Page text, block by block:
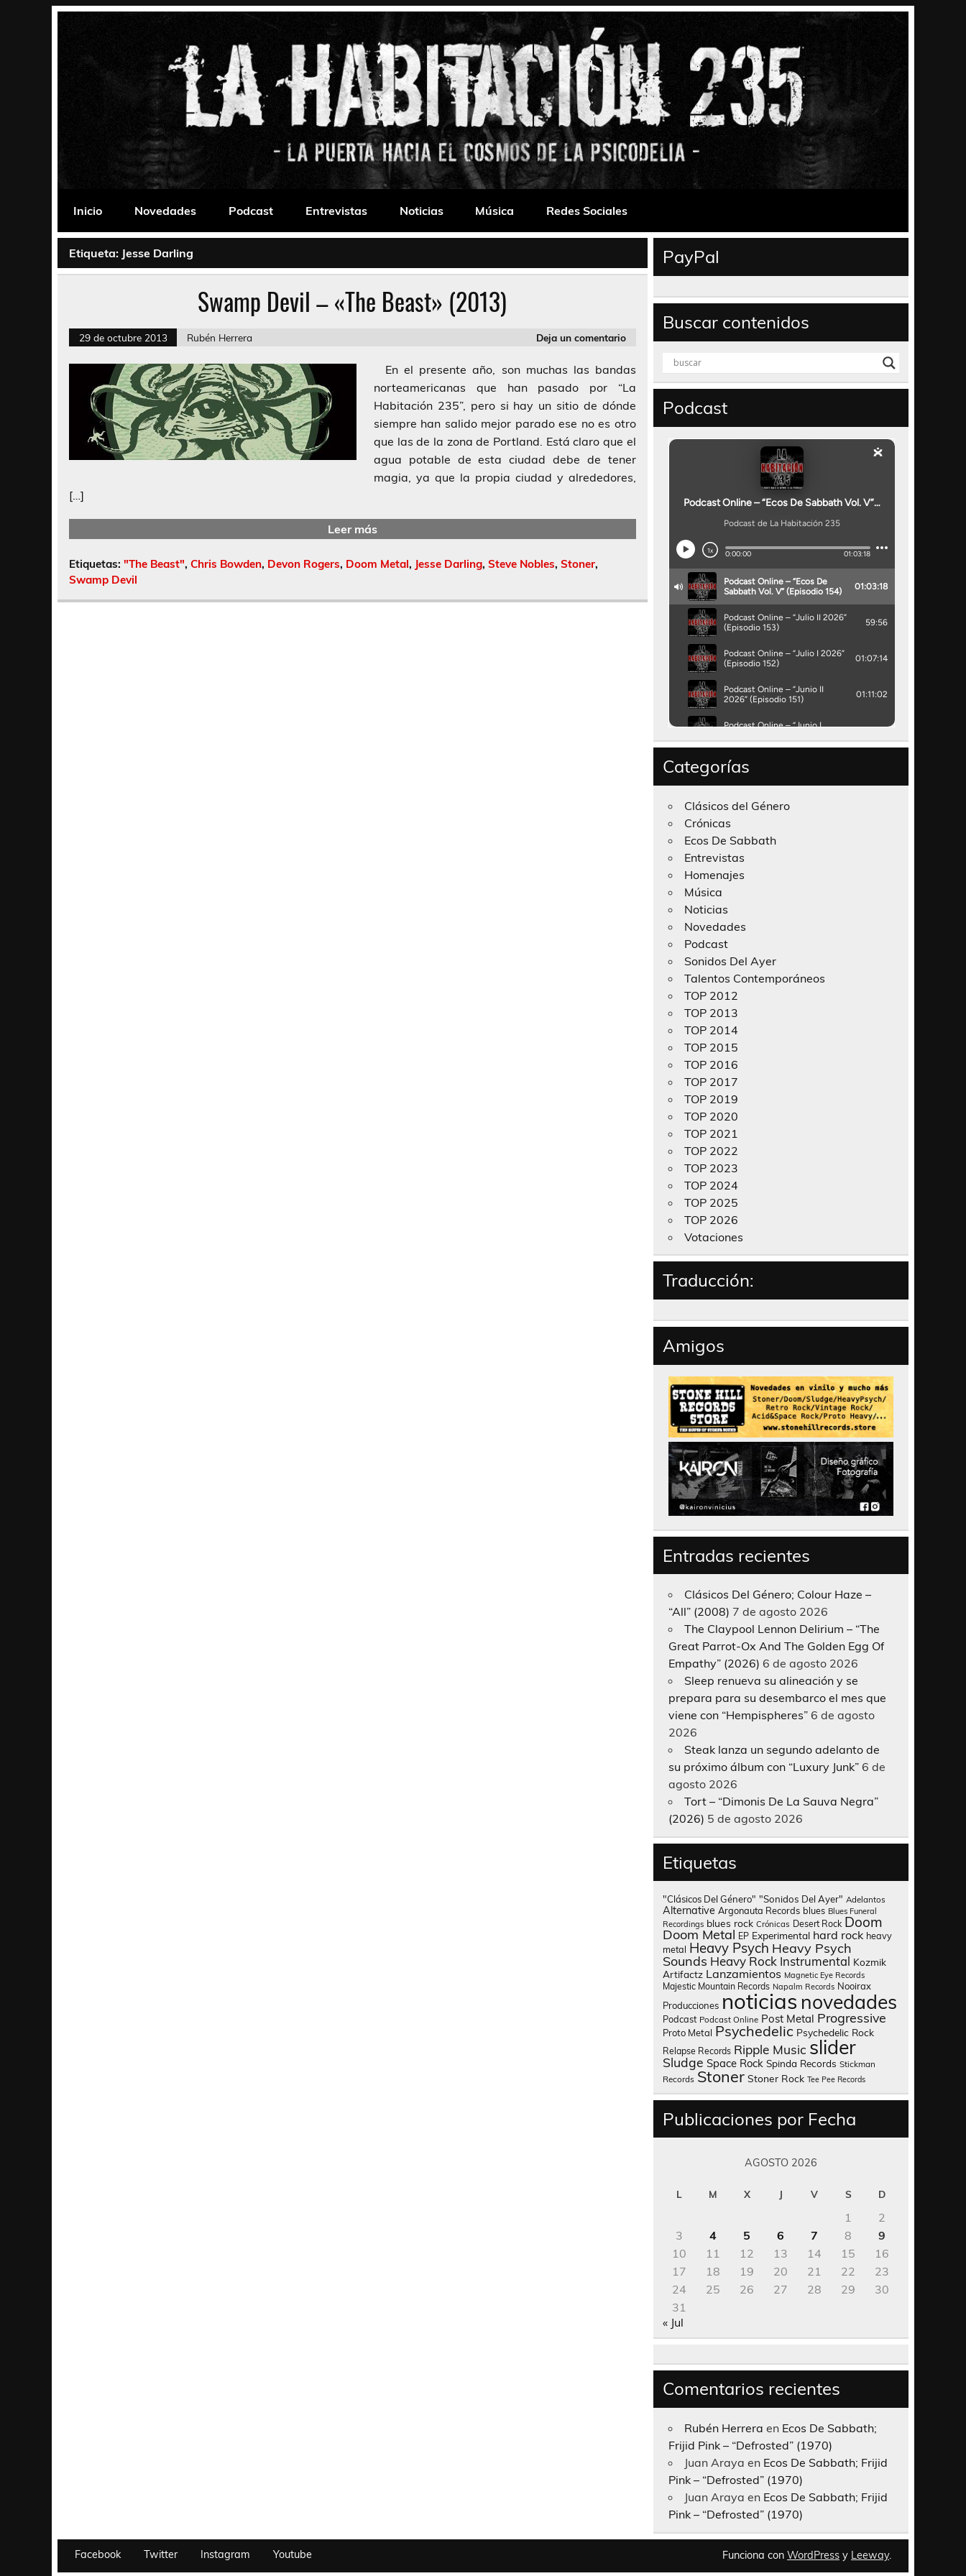
La Habitación 235
Inicio
Novedades Podcast Entrevistas Noticias Música Redes Sociales
Etiqueta: Jesse Darling
Swamp Devil – «The Beast» (2013)
29 de octubre 2013 Rubén Herrera Deja un comentario
En el presente año, son muchas las bandas
norteamericanas que han pasado por “La
Habitación 235”, pero si hay un sitio de dónde
siempre han salido mejor parado ese no es otro
que las de la zona de Portland. Está claro que el
agua potable de esta ciudad debe de tener
magia, ya que la propia ciudad y alrededores,
[…]
Leer más
Etiquetas: "The Beast", Chris Bowden, Devon Rogers, Doom Metal, Jesse Darling, Steve Nobles, Stoner,
Swamp Devil
PayPal
Buscar contenidos
Podcast
Categorías
Clásicos del Género
Crónicas
Ecos De Sabbath
Entrevistas
Homenajes
Música
Noticias
Novedades
Podcast
Sonidos Del Ayer
Talentos Contemporáneos
TOP 2012
TOP 2013
TOP 2014
TOP 2015
TOP 2016
TOP 2017
TOP 2019
TOP 2020
TOP 2021
TOP 2022
TOP 2023
TOP 2024
TOP 2025
TOP 2026
Votaciones
Traducción:
Amigos
Entradas recientes
Clásicos Del Género; Colour Haze –
“All” (2008) 7 de agosto 2026
The Claypool Lennon Delirium – “The
Great Parrot-Ox And The Golden Egg Of
Empathy” (2026) 6 de agosto 2026
Sleep renueva su alineación y se
prepara para su desembarco el mes que
viene con “Hempispheres” 6 de agosto
2026
Steak lanza un segundo adelanto de
su próximo álbum con “Luxury Junk” 6 de
agosto 2026
Tort – “Dimonis De La Sauva Negra”
(2026) 5 de agosto 2026
Etiquetas
"Clásicos Del Género" "Sonidos Del Ayer" Adelantos
Alternative Argonauta Records blues Blues Funeral
Recordings blues rock Crónicas Desert Rock Doom
Doom Metal EP Experimental hard rock heavy
metal Heavy Psych Heavy Psych
Sounds Heavy Rock Instrumental Kozmik
Artifactz Lanzamientos Magnetic Eye Records
Majestic Mountain Records Napalm Records Nooirax
Producciones noticias novedades
Podcast Podcast Online Post Metal Progressive
Proto Metal Psychedelic Psychedelic Rock
Relapse Records Ripple Music slider
Sludge Space Rock Spinda Records Stickman
Records Stoner Stoner Rock Tee Pee Records
Publicaciones por Fecha
AGOSTO 2026
L M X J V S D
1
2
3
4 5 6 7 8
9
10
11 12 13 14 15
16
17
18 19 20 21 22
23
24
25 26 27 28 29
30
31
« Jul
Comentarios recientes
Rubén Herrera en Ecos De Sabbath;
Frijid Pink – “Defrosted” (1970)
Juan Araya en Ecos De Sabbath; Frijid
Pink – “Defrosted” (1970)
Juan Araya en Ecos De Sabbath; Frijid
Pink – “Defrosted” (1970)
Facebook Twitter Instagram Youtube Funciona con WordPress y Leeway.